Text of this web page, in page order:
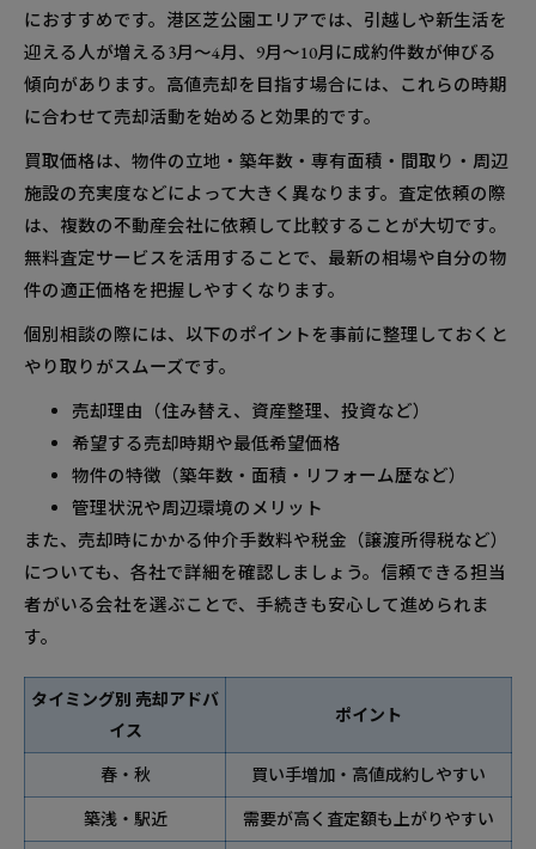
におすすめです。港区芝公園エリアでは、引越しや新生活を
迎える人が増える3月～4月、9月～10月に成約件数が伸びる
傾向があります。高値売却を目指す場合には、これらの時期
に合わせて売却活動を始めると効果的です。
買取価格は、物件の立地・築年数・専有面積・間取り・周辺
施設の充実度などによって大きく異なります。査定依頼の際
は、複数の不動産会社に依頼して比較することが大切です。
無料査定サービスを活用することで、最新の相場や自分の物
件の適正価格を把握しやすくなります。
個別相談の際には、以下のポイントを事前に整理しておくと
やり取りがスムーズです。
売却理由（住み替え、資産整理、投資など）
希望する売却時期や最低希望価格
物件の特徴（築年数・面積・リフォーム歴など）
管理状況や周辺環境のメリット
また、売却時にかかる仲介手数料や税金（譲渡所得税など）
についても、各社で詳細を確認しましょう。信頼できる担当
者がいる会社を選ぶことで、手続きも安心して進められま
す。
タイミング別 売却アドバ
イス
ポイント
春・秋 買い手増加・高値成約しやすい
築浅・駅近 需要が高く査定額も上がりやすい